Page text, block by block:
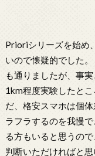
Prioriシリーズを始め
いので懐疑的でした
も通りましたが、事
1km程度実験したと
だ、格安スマホは個
ラフラするのを我慢
る方もいると思うの
判断いただければと思